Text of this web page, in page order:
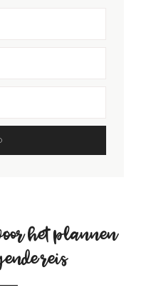
het plannen
reis